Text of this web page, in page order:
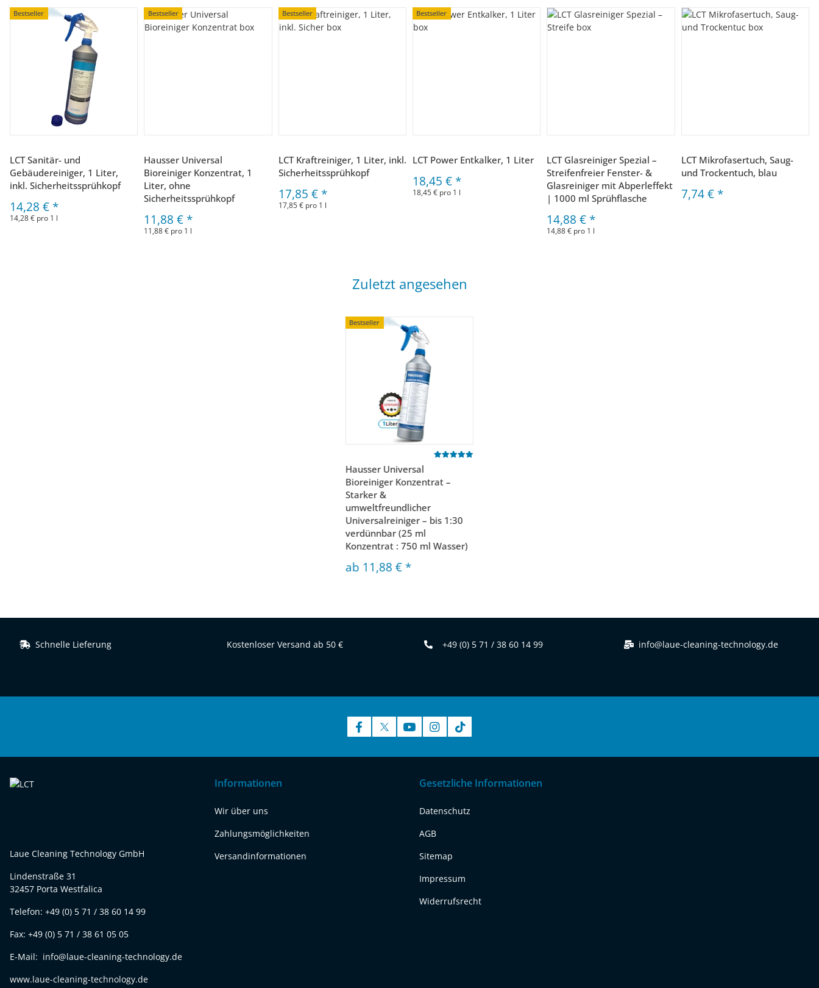
Bestseller
LCT Sanitär- und
Gebäudereiniger, 1 Liter,
inkl. Sicherheitssprühkopf
14,28 € *
14,28 € pro 1 l
Bestseller
Hausser Universal
Bioreiniger Konzentrat, 1
Liter, ohne
Sicherheitssprühkopf
11,88 € *
11,88 € pro 1 l
Bestseller
LCT Kraftreiniger, 1 Liter, inkl.
Sicherheitssprühkopf
17,85 € *
17,85 € pro 1 l
Bestseller
LCT Power Entkalker, 1 Liter
18,45 € *
18,45 € pro 1 l
LCT Glasreiniger Spezial –
Streifenfreier Fenster- &
Glasreiniger mit Abperleffekt
| 1000 ml Sprühflasche
14,88 € *
14,88 € pro 1 l
LCT Mikrofasertuch, Saug-
und Trockentuch, blau
7,74 € *
Zuletzt angesehen
Bestseller
Hausser Universal
Bioreiniger Konzentrat –
Starker &
umweltfreundlicher
Universalreiniger – bis 1:30
verdünnbar (25 ml
Konzentrat : 750 ml Wasser)
ab 11,88 €*
Schnelle Lieferung Kostenloser Versand ab 50 € +49 (0) 5 71 / 38 60 14 99 info@laue-cleaning-technology.de
Laue Cleaning Technology GmbH
Lindenstraße 31
32457 Porta Westfalica
Telefon: +49 (0) 5 71 / 38 60 14 99
Fax: +49 (0) 5 71 / 38 61 05 05
E-Mail: info@laue-cleaning-technology.de
www.laue-cleaning-technology.de
Informationen
Wir über uns
Zahlungsmöglichkeiten
Versandinformationen
Gesetzliche Informationen
Datenschutz
AGB
Sitemap
Impressum
Widerrufsrecht